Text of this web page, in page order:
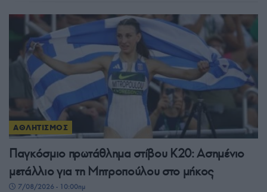
ΑΘΛΗΤΙΣΜΟΣ
Παγκόσμιο πρωτάθλημα στίβου Κ20: Ασημένιο
μετάλλιο για τη Μητροπούλου στο μήκος
7/08/2026 - 10:00πμ